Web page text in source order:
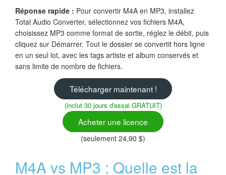
Réponse rapide : Pour convertir M4A en MP3, installez
Total Audio Converter, sélectionnez vos fichiers M4A,
choisissez MP3 comme format de sortie, réglez le débit, puis
cliquez sur Démarrer. Tout le dossier se convertit hors ligne
en un seul lot, avec les tags artiste et album conservés et
sans limite de nombre de fichiers.
Télécharger maintenant !
(inclut 30 jours d'essai GRATUIT)
Acheter une licence
(seulement 24,90 $)
M4A vs MP3 : Quelle est la